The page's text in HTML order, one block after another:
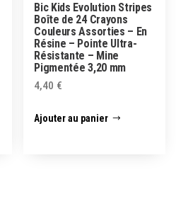
Bic Kids Evolution Stripes
Boîte de 24 Crayons
Couleurs Assorties – En
Résine – Pointe Ultra-
Résistante – Mine
Pigmentée 3,20 mm
4,40 €
Ajouter au panier